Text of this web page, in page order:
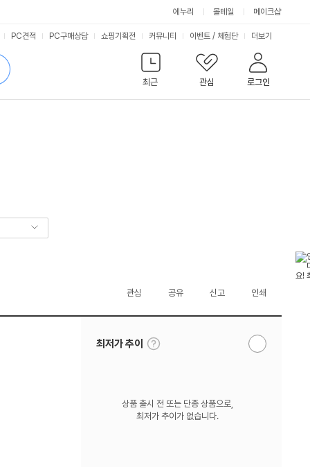
에누리 몰테일 메이크샵
최근
관심 로그인
PC견적 PC구매상담 쇼핑기획전 커뮤니티 이벤트 / 체험단 서
비
스
더보기
관심 공유 신고 인쇄
최저가 추이
툴
팁
알
상품 출시 전 또는 단종 상품으로,
최저가 추이가 없습니다.